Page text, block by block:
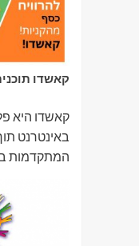
קאשדו
קאשדו היא
באינטרנט
המתקדמות